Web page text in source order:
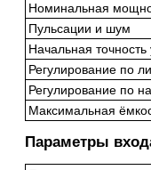
Номинальная
Пульсации и шум
Начальная
Регулирование по
Регулирование по
Максимальная
Параметры